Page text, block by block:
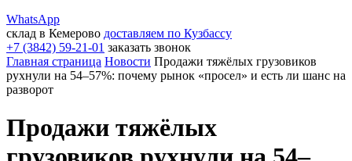
WhatsApp
склад в Кемерово доставляем по Кузбассу
+7 (3842) 59-21-01 заказать звонок
Главная страница Новости Продажи тяжёлых грузовиков
рухнули на 54–57%: почему рынок «просел» и есть ли шанс на
разворот
Продажи тяжёлых